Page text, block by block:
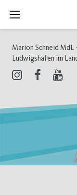
Inhalt
Marion Schneid
Ludwigshafen im